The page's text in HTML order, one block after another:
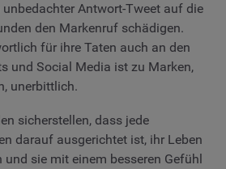
Antwort-Tweet auf die
den Markenruf schädigen.
für ihre Taten auch an den
und Social Media ist zu Marken,
unerbittlich.
sicherstellen, dass jede
darauf ausgerichtet ist, ihr Leben
sie mit einem besseren Gefühl